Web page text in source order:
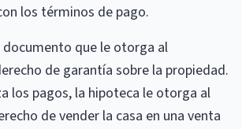
los términos de pago.
documento que le otorga al
de garantía sobre la propiedad.
los pagos, la hipoteca le otorga al
de vender la casa en una venta